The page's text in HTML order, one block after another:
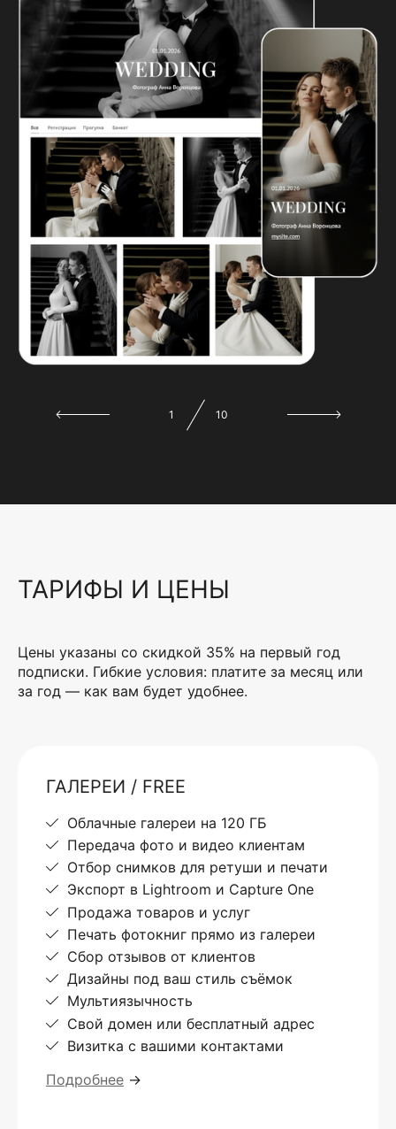
1 10
ТАРИФЫ И ЦЕНЫ
Цены указаны со скидкой 35% на первый год
подписки. Гибкие условия: платите за месяц или
за год — как вам будет удобнее.
ГАЛЕРЕИ / FREE
Облачные галереи на 120 ГБ
Передача фото и видео клиентам
Отбор снимков для ретуши и печати
Экспорт в Lightroom и Capture One
Продажа товаров и услуг
Печать фотокниг прямо из галереи
Сбор отзывов от клиентов
Дизайны под ваш стиль съёмок
Мультиязычность
Свой домен или бесплатный адрес
Визитка с вашими контактами
Подробнее →